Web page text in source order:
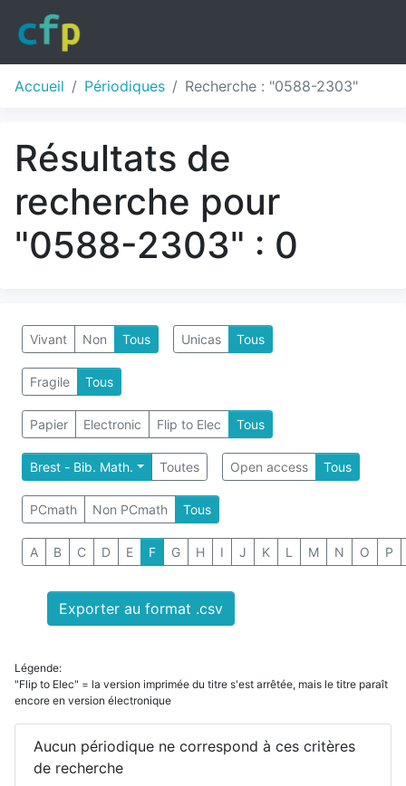
Accueil Périodiques Recherche : "0588-2303"
Résultats de
recherche pour
"0588-2303" : 0
Vivant Non Tous Unicas Tous
Fragile Tous
Papier Electronic Flip to Elec Tous
Brest - Bib. Math. Toutes Open access Tous
PCmath Non PCmath Tous
A B C D E F G H I J K L M N O P
Exporter au format .csv
Légende:
"Flip to Elec" = la version imprimée du titre s'est arrêtée, mais le titre paraît
encore en version électronique
Aucun périodique ne correspond à ces critères
de recherche